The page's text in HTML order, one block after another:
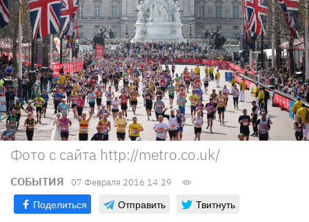
Фото с сайта http://metro.co.uk/
СОБЫТИЯ 07 Февраля 2016 14:29
Поделиться Отправить Твитнуть